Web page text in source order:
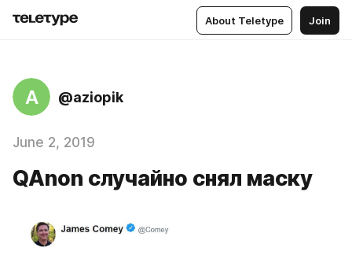
About Teletype Join
A @aziopik
June 2, 2019
QAnon случайно снял маску